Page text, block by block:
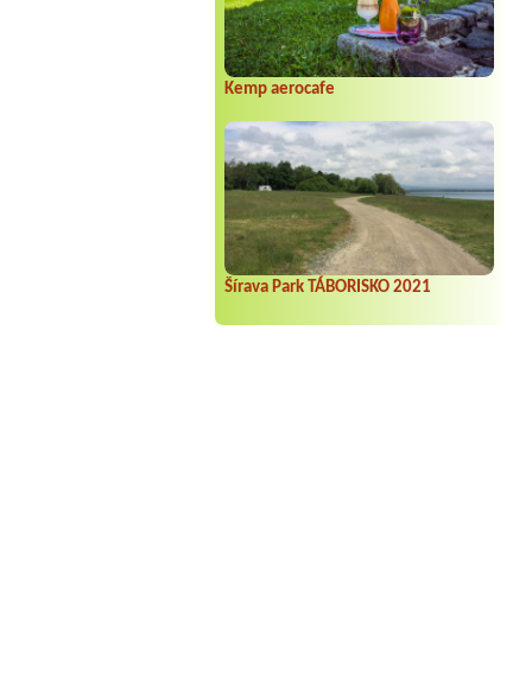
Kemp aerocafe
Šírava Park TÁBORISKO 2021